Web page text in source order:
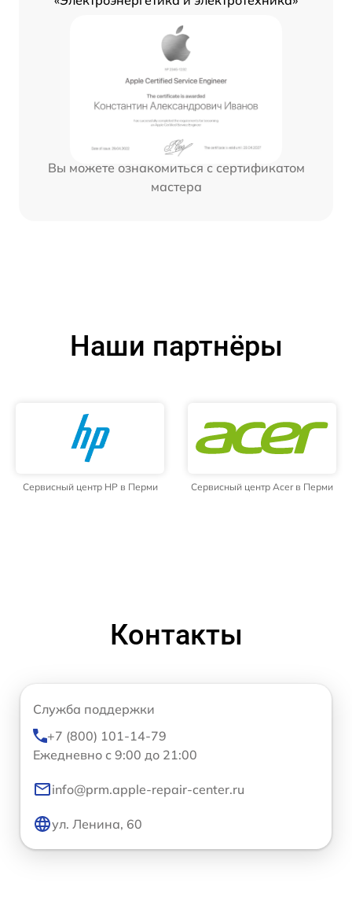
Вы можете ознакомиться с сертификатом
мастера
Наши партнёры
Сервисный центр HP в Перми Сервисный центр Acer в Перми
Контакты
Служба поддержки
+7 (800) 101-14-79
Ежедневно с 9:00 до 21:00
info@prm.apple-repair-center.ru
ул. Ленина, 60